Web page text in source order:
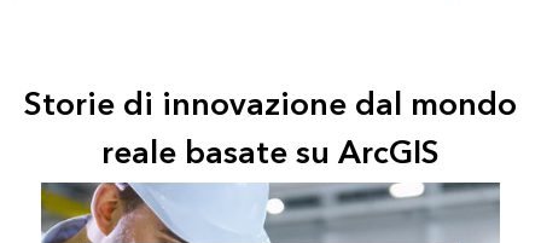
Storie di innovazione dal mondo
reale basate su ArcGIS